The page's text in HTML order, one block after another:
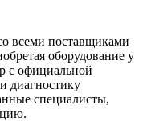
всеми поставщиками
оборудование у
с официальной
диагностику
специалисты,